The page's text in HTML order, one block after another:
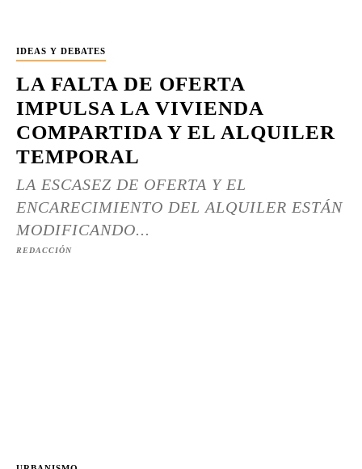
IDEAS Y DEBATES
LA FALTA DE OFERTA
IMPULSA LA VIVIENDA
COMPARTIDA Y EL ALQUILER
TEMPORAL
LA ESCASEZ DE OFERTA Y EL
ENCARECIMIENTO DEL ALQUILER ESTÁN
MODIFICANDO...
REDACCIÓN